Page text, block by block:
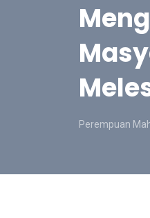
Perempuan